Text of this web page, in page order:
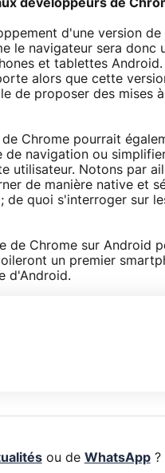
développeurs de
d'une version
le navigateur sera donc
et tablettes
alors que cette
de proposer des mises
Chrome pourrait
navigation ou
utilisateur. Notons par
de manière native et
de quoi s'interroger sur
de Chrome sur Android
un premier
d'Android.
ou de WhatsApp?